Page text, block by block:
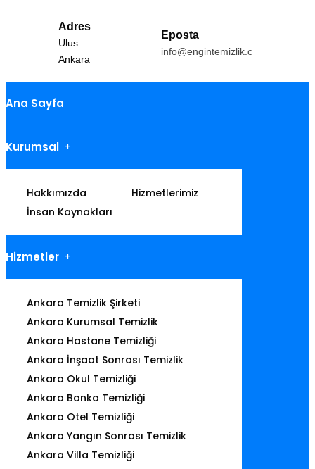
Adres
Ulus
Ankara
Eposta
info@engintemizlik.com
Ana Sayfa
Kurumsal
Hakkımızda
Hizmetlerimiz
İnsan Kaynakları
Hizmetler
Ankara Temizlik Şirketi
Ankara Kurumsal Temizlik
Ankara Hastane Temizliği
Ankara İnşaat Sonrası Temizlik
Ankara Okul Temizliği
Ankara Banka Temizliği
Ankara Otel Temizliği
Ankara Yangın Sonrası Temizlik
Ankara Villa Temizliği